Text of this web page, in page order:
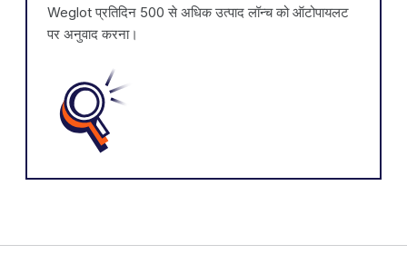
Weglot प्रतिदिन 500 से अधिक उत्पाद लॉन्च को ऑटोपायलट
पर अनुवाद करना।